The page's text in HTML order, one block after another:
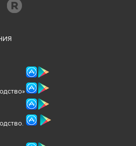
во»
одство.